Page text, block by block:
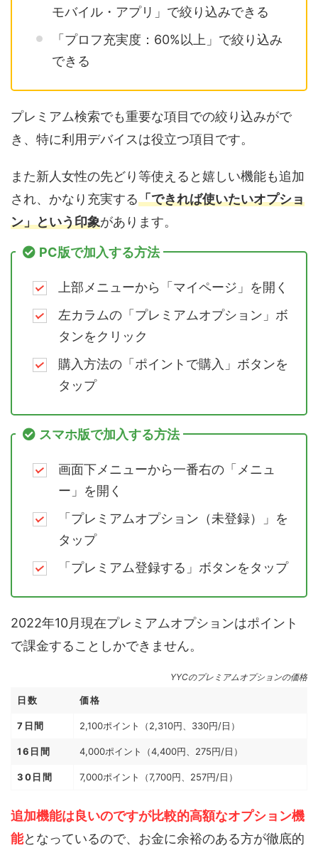
モバイル・アプリ」で絞り込みできる
「プロフ充実度：60%以上」で絞り込み
できる
プレミアム検索でも重要な項目での絞り込みがで
き、特に利用デバイスは役立つ項目です。
また新人女性の先どり等使えると嬉しい機能も追加
され、かなり充実する「できれば使いたいオプショ
ン」という印象があります。
PC版で加入する方法
上部メニューから「マイページ」を開く
左カラムの「プレミアムオプション」ボ
タンをクリック
購入方法の「ポイントで購入」ボタンを
タップ
スマホ版で加入する方法
画面下メニューから一番右の「メニュ
ー」を開く
「プレミアムオプション（未登録）」を
タップ
「プレミアム登録する」ボタンをタップ
2022年10月現在プレミアムオプションはポイント
で課金することしかできません。
YYCのプレミアムオプションの価格
日数 価格
7日間 2,100ポイント（2,310円、330円/日）
16日間 4,000ポイント（4,400円、275円/日）
30日間 7,000ポイント（7,700円、257円/日）
追加機能は良いのですが比較的高額なオプション機
能となっているので、お金に余裕のある方が徹底的